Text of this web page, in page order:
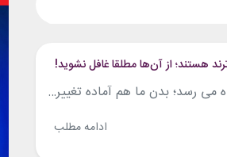
هستند؛ از آن‌ها مطلقا غافل نشوید!
پاییز و فصل سرما که از راه می رسد؛ بدن ما هم آماده تغییرات جدید می شود. خواسته های اش با قبل فرق می کند، از آیس کافی گرفتن و سر کشیدن در خیابان می رویم به سمت سفارش دادن یک لاته که از آن بخار بلند می شود. لباس ها هم که دیگر جای...
ادامه مطلب